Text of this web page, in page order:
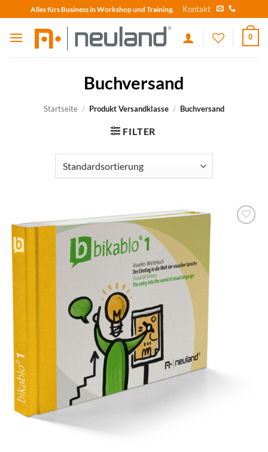
to
content
Alles fürs Business in Workshop und Training. Kontakt
0
Buchversand
Startseite / Produkt Versandklasse / Buchversand
FILTER